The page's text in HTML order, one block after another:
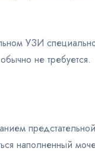
УЗИ
не требуется.
наполненный